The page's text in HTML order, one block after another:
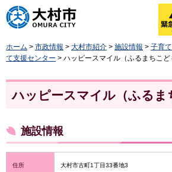
大村市
ホーム > 市政情報 > 大村市紹介 > 施設情報 > 子育
て支援センター > ハッピースマイル（ふるまちこど
ハッピースマイル（ふるま
施設情報
住所 大村市古町1丁目33番地3